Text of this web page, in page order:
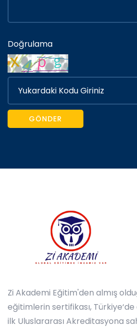
Doğrulama
GÖNDER
Zi Akademi Eğitim'den almış
eğitimlerin sertifikası,
ilk Uluslararası Akreditasyona